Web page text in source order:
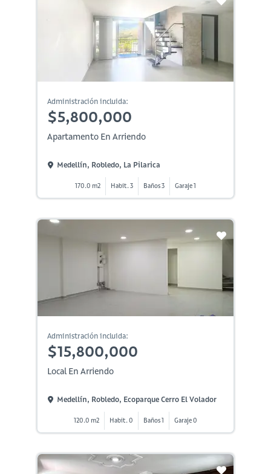
Administración incluida:
$5,800,000
Apartamento En Arriendo
Medellín, Robledo, La Pilarica
170.0 m2 Habit. 3 Baños 3 Garaje 1
Administración incluida:
$15,800,000
Local En Arriendo
Medellín, Robledo, Ecoparque Cerro El Volador
120.0 m2 Habit. 0 Baños 1 Garaje 0